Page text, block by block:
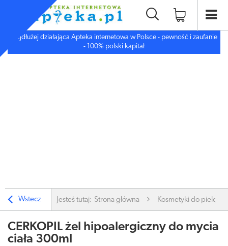
Najdłużej działająca Apteka internetowa w Polsce - pewność i zaufanie
- 100% polski kapitał
Wstecz Jesteś tutaj: Strona główna Kosmetyki do
CERKOPIL żel hipoalergiczny do mycia
ciała 300ml